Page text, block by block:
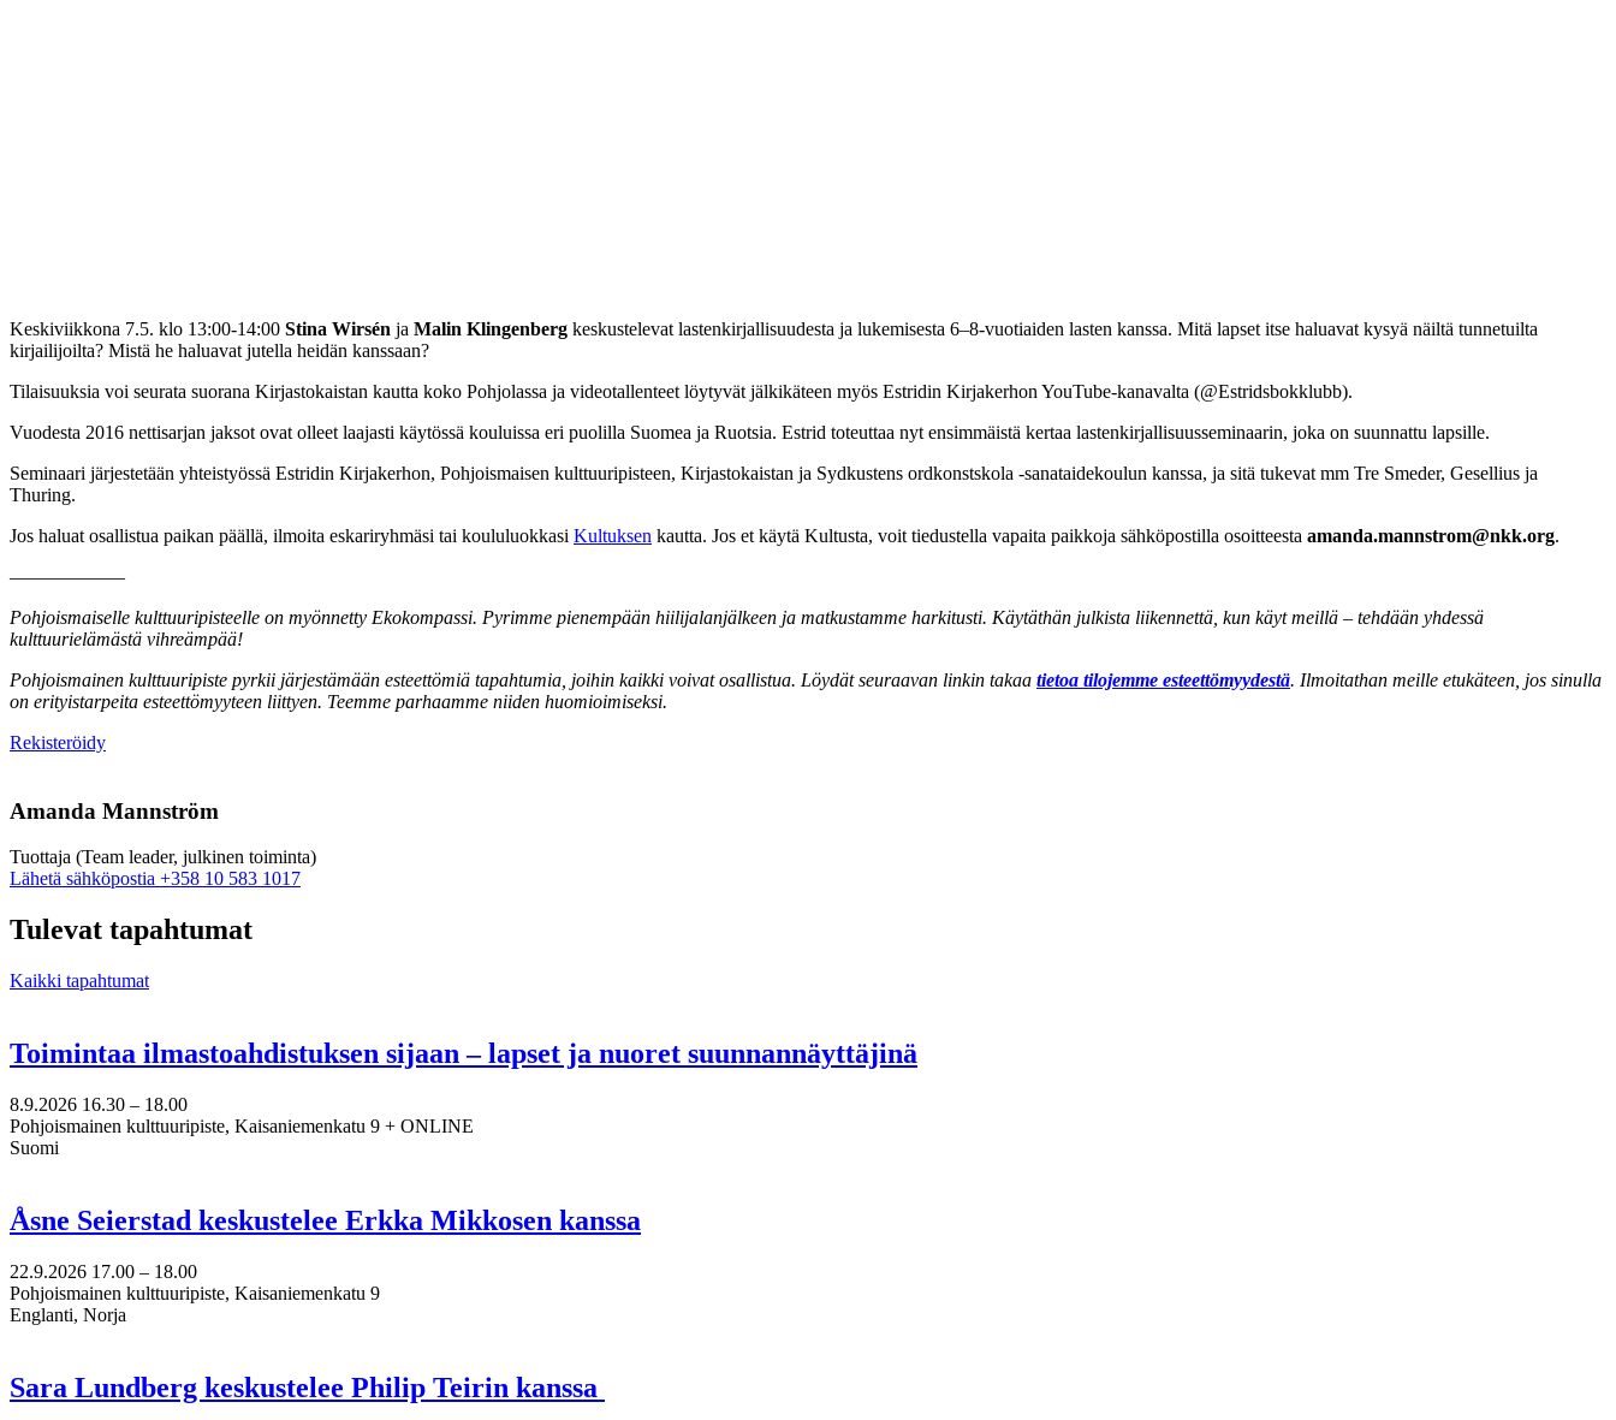
Keskiviikkona 7.5. klo 13:00-14:00 Stina Wirsén ja Malin Klingenberg keskustelevat lastenkirjallisuudesta ja lukemisesta 6–8-vuotiaiden lasten kanssa. Mitä lapset itse haluavat kysyä näiltä tunnetuilta
kirjailijoilta? Mistä he haluavat jutella heidän kanssaan?
Tilaisuuksia voi seurata suorana Kirjastokaistan kautta koko Pohjolassa ja videotallenteet löytyvät jälkikäteen myös Estridin Kirjakerhon YouTube-kanavalta (@Estridsbokklubb).
Vuodesta 2016 nettisarjan jaksot ovat olleet laajasti käytössä kouluissa eri puolilla Suomea ja Ruotsia. Estrid toteuttaa nyt ensimmäistä kertaa lastenkirjallisuusseminaarin, joka on suunnattu lapsille.
Seminaari järjestetään yhteistyössä Estridin Kirjakerhon, Pohjoismaisen kulttuuripisteen, Kirjastokaistan ja Sydkustens ordkonstskola -sanataidekoulun kanssa, ja sitä tukevat mm Tre Smeder, Gesellius ja
Thuring.
Jos haluat osallistua paikan päällä, ilmoita eskariryhmäsi tai koululuokkasi Kultuksen kautta. Jos et käytä Kultusta, voit tiedustella vapaita paikkoja sähköpostilla osoitteesta amanda.mannstrom@nkk.org.
––––––––––––
Pohjoismaiselle kulttuuripisteelle on myönnetty Ekokompassi. Pyrimme pienempään hiilijalanjälkeen ja matkustamme harkitusti. Käytäthän julkista liikennettä, kun käyt meillä – tehdään yhdessä
kulttuurielämästä vihreämpää!
Pohjoismainen kulttuuripiste pyrkii järjestämään esteettömiä tapahtumia, joihin kaikki voivat osallistua. Löydät seuraavan linkin takaa tietoa tilojemme esteettömyydestä. Ilmoitathan meille etukäteen, jos sinulla
on erityistarpeita esteettömyyteen liittyen. Teemme parhaamme niiden huomioimiseksi.
RekisteröidyAvataan
Amanda Mannström
Tuottaja (Team leader, julkinen toiminta)
Lähetä sähköpostia Sänd
till
amanda.mannstrom@nkk.org
+358 10 583 1017
Tulevat tapahtumat
Kaikki tapahtumat
Toimintaa ilmastoahdistuksen sijaan – lapset ja nuoret suunnannäyttäjinä
8.9.2026 16.30 – 18.00
Pohjoismainen kulttuuripiste, Kaisaniemenkatu 9 + ONLINE
Suomi
Åsne Seierstad keskustelee Erkka Mikkosen kanssa
22.9.2026 17.00 – 18.00
Pohjoismainen kulttuuripiste, Kaisaniemenkatu 9
Englanti, Norja
Sara Lundberg keskustelee Philip Teirin kanssa